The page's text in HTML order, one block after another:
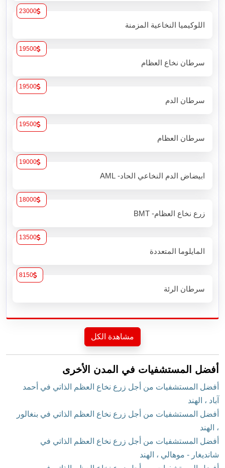
اللوكيميا النخاعية المزمنة
23000
سرطان نخاع العظام
19500
سرطان الدم
19500
سرطان العظام
19500
ابيضاض الدم النخاعي الحاد- AML
19000
زرع نخاع العظام- BMT
18000
المايلوما المتعددة
13500
سرطان الرئة
8150
مشاهدة الكل
أفضل المستشفيات في المدن الأخرى
أفضل المستشفيات من أجل زرع نخاع العظم الذاتي في أحمد
آباد ، الهند
أفضل المستشفيات من أجل زرع نخاع العظم الذاتي في بنغالور
، الهند
أفضل المستشفيات من أجل زرع نخاع العظم الذاتي في
شانديغار - موهالي ، الهند